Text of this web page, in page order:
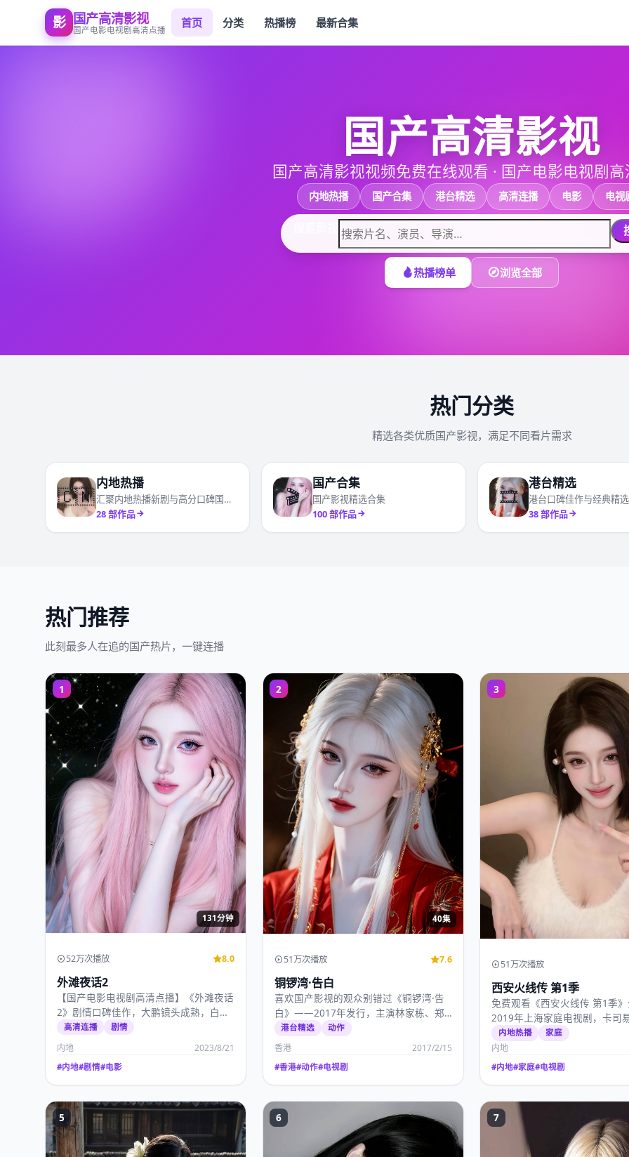
影 国产高清影视
国产电影电视剧高清点播
首页 分类 热播榜 最新合集
国产高清影视
国产高清影视视频免费在线观看 · 国产电影电视剧
内地热播 国产合集 港台精选 高清连播 电影 电视
热播榜单 浏览全部
热门分类
精选各类优质国产影视，满足不同看片需求
🇨🇳
内地热播
汇聚内地热播新剧与高分口碑国产剧
28部作品
🎬
国产合集
国产影视精选合集
100部作品
🎞️
港台精选
港台口碑佳作与经典精
38部作品
热门推荐
此刻最多人在追的国产热片，一键连播
1
131分钟
52万次播放 8.0
外滩夜话2
【国产电影电视剧高清点播】《外滩夜话
2》剧情口碑佳作，大鹏镜头成熟，白百
何、李现演技扎实，2…
高清连播 剧情
内地 2023/8/21
#内地#剧情#电影
2
40集
51万次播放 7.6
铜锣湾·告白
喜欢国产影视的观众别错过《铜锣湾·告
白》——2017年发行，主演林家栋、郑
秀文，2017年2…
港台精选 动作
香港 2017/2/15
#香港#动作#电视剧
3
51万次播放
西安火线传 第1季
免费观看《西安火线传 第1季
2019年上海家庭电视剧，卡司
玺、王一博、刘昊然，…
内地热播 家庭
内地
#内地#家庭#电视剧
5 6 7